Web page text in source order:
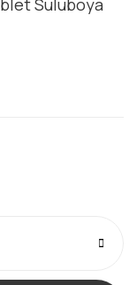
Suluboya